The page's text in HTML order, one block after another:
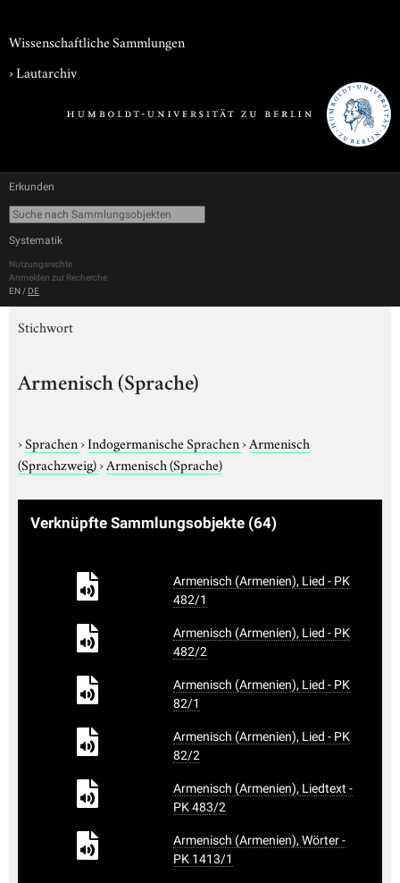
Wissenschaftliche Sammlungen
›Lautarchiv
Erkunden
Systematik
Nutzungsrechte
Anmelden zur Recherche
EN / DE
Stichwort
Armenisch (Sprache)
›Sprachen›Indogermanische Sprachen›Armenisch
(Sprachzweig)›Armenisch (Sprache)
Verknüpfte Sammlungsobjekte (64)
Armenisch (Armenien), Lied - PK
482/1
Armenisch (Armenien), Lied - PK
482/2
Armenisch (Armenien), Lied - PK
82/1
Armenisch (Armenien), Lied - PK
82/2
Armenisch (Armenien), Liedtext -
PK 483/2
Armenisch (Armenien), Wörter -
PK 1413/1